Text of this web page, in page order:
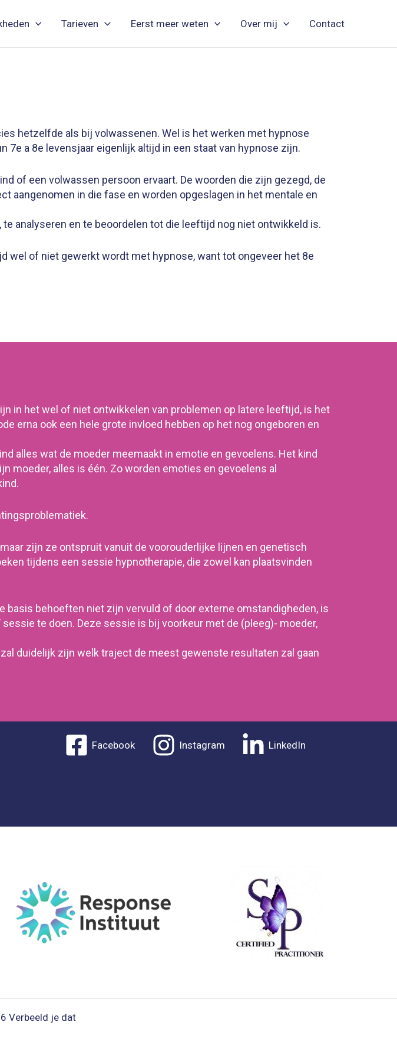
Tarieven Eerst meer weten Over mij Contact
hetzelfde als bij volwassenen. Wel is het werken met hypnose
7e a 8e levensjaar eigenlijk altijd in een staat van hypnose zijn.
of een volwassen persoon ervaart. De woorden die zijn gezegd, de
aangenomen in die fase en worden opgeslagen in het mentale en
analyseren en te beoordelen tot die leeftijd nog niet ontwikkeld is.
wel of niet gewerkt wordt met hypnose, want tot ongeveer het 8e
in het wel of niet ontwikkelen van problemen op latere leeftijd, is het
erna ook een hele grote invloed hebben op het nog ongeboren en
alles wat de moeder meemaakt in emotie en gevoelens. Het kind
moeder, alles is één. Zo worden emoties en gevoelens al
zijn ze ontspruit vanuit de voorouderlijke lijnen en genetisch
tijdens een sessie hypnotherapie, die zowel kan plaatsvinden
basis behoeften niet zijn vervuld of door externe omstandigheden, is
sessie te doen. Deze sessie is bij voorkeur met de (pleeg)- moeder,
duidelijk zijn welk traject de meest gewenste resultaten zal gaan
Facebook Instagram LinkedIn
Verbeeld je dat